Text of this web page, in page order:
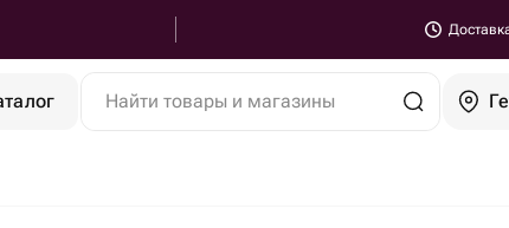
Найти товары и магазины